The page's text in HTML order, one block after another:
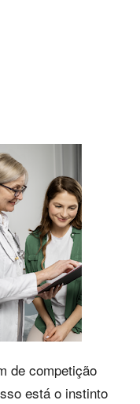
de competição
está o instinto